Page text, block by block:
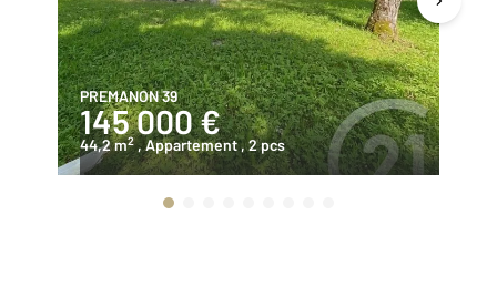
PREMANON 39
145 000 €
44,2 m2 , Appartement, 2 pcs